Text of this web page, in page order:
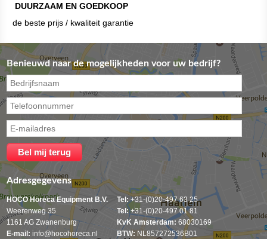
DUURZAAM EN GOEDKOOP
de beste prijs / kwaliteit garantie
Benieuwd naar de mogelijkheden voor uw bedrijf?
Adresgegevens
HOCO Horeca Equipment B.V.
Weerenweg 35
1161 AG Zwanenburg
E-mail: info@hocohoreca.nl
Tel:+31-(0)20-497 63 25
Tel:+31-(0)20-497 01 81
KvK Amsterdam: 68030169
BTW: NL857272536B01